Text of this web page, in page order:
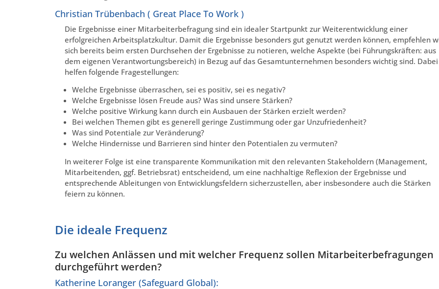
Christian Trübenbach ( Great Place To Work )
Die Ergebnisse einer Mitarbeiterbefragung sind ein idealer Startpunkt zur Weiterentwicklung einer
erfolgreichen Arbeitsplatzkultur. Damit die Ergebnisse besonders gut genutzt werden können, empfehlen
sich bereits beim ersten Durchsehen der Ergebnisse zu notieren, welche Aspekte (bei Führungskräften: aus
dem eigenen Verantwortungsbereich) in Bezug auf das Gesamtunternehmen besonders wichtig sind. Dabei
helfen folgende Fragestellungen:
Welche Ergebnisse überraschen, sei es positiv, sei es negativ?
Welche Ergebnisse lösen Freude aus? Was sind unsere Stärken?
Welche positive Wirkung kann durch ein Ausbauen der Stärken erzielt werden?
Bei welchen Themen gibt es generell geringe Zustimmung oder gar Unzufriedenheit?
Was sind Potentiale zur Veränderung?
Welche Hindernisse und Barrieren sind hinter den Potentialen zu vermuten?
In weiterer Folge ist eine transparente Kommunikation mit den relevanten Stakeholdern (Management,
Mitarbeitenden, ggf. Betriebsrat) entscheidend, um eine nachhaltige Reflexion der Ergebnisse und
entsprechende Ableitungen von Entwicklungsfeldern sicherzustellen, aber insbesondere auch die Stärken
feiern zu können.
Die ideale Frequenz
Zu welchen Anlässen und mit welcher Frequenz sollen Mitarbeiterbefragungen
durchgeführt werden?
Katherine Loranger (Safeguard Global):